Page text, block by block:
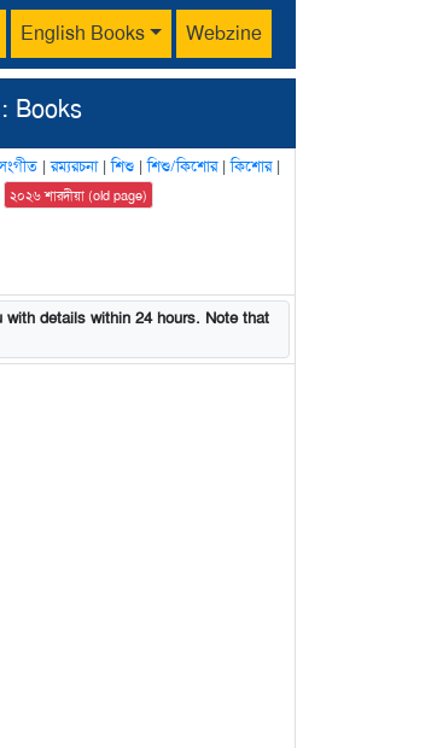
English Books Webzine
Books
|রম্যরচনা|শিশু |শিশু/কিশোর|কিশোর|
২০২৬ শারদীয়া (old page)
details within 24 hours. Note that